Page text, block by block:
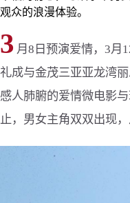
观众的浪漫体验。
3 月8日预演爱情，3月
礼成与金茂三亚亚龙湾
感人肺腑的爱情微电影
止，男女主角双双出现